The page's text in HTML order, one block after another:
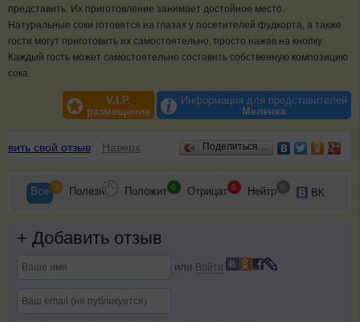
представить. Их приготовление занимает достойное место.
Натуральные соки готовятся на глазах у посетителей фудкорта, а также
гости могут приготовить их самостоятельно, просто нажав на кнопку.
Каждый гость может самостоятельно составить собственную композицию
сока.
V.I.P.
размещение
Информация для представителей
Меленка
Отзывы
свой отзыв Наверх Поделиться…
Все 0 Полезн Положит 0 Отрицат 0 Нейтр 0 ВК
+ Добавить отзыв
или Войти